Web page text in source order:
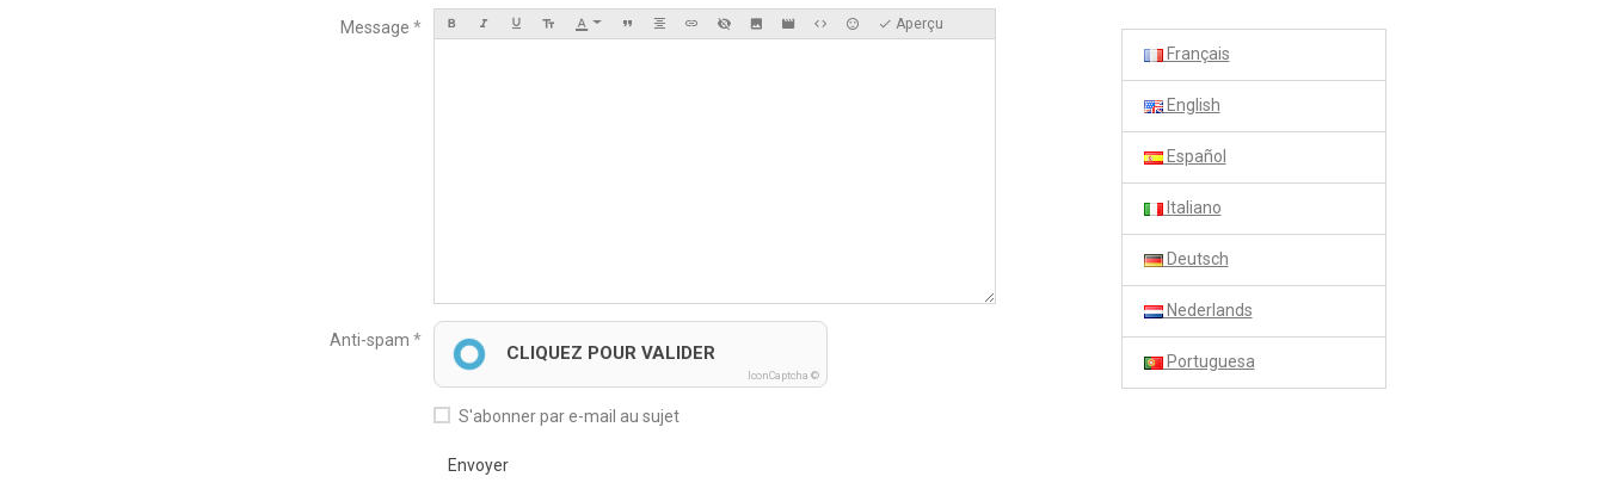
Message Aperçu
Anti-spam
CLIQUEZ POUR VALIDER
IconCaptcha ©
S'abonner par e-mail au sujet
Envoyer
Français
English
Español
Italiano
Deutsch
Nederlands
Portuguesa